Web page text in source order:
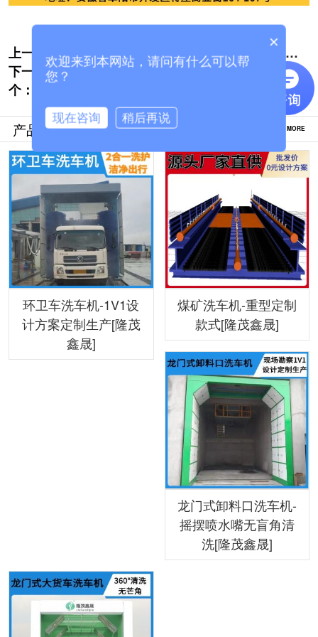
上一个: 水泥搅拌车洗车机-厂家批发价更实惠[隆茂
鑫晟]
下一
个：
全自动货车洗车设备-多种配置按需定制[隆
产品推荐 MORE
环卫车洗车机-1V1设
计方案定制生产[隆茂
鑫晟]
煤矿洗车机-重型定制
款式[隆茂鑫晟]
龙门式卸料口洗车机-
摇摆喷水嘴无盲角清
洗[隆茂鑫晟]
×
欢迎来到本网站，请问有什么可以帮
您？
现在咨询 稍后再说